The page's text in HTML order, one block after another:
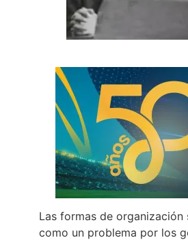
Las formas de
como un problema por los